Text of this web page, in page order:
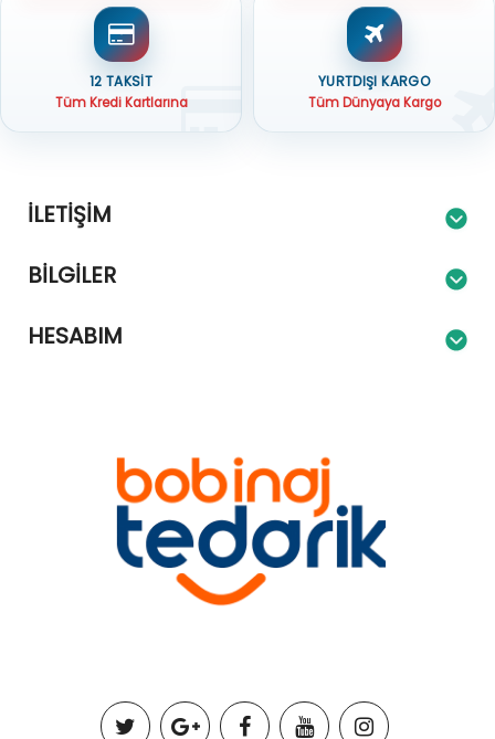
12 TAKSİT
Tüm Kredi Kartlarına
YURTDIŞI KARGO
Tüm Dünyaya Kargo
İLETIŞIM
BILGILER
HESABIM